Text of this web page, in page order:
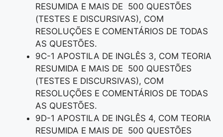
RESUMIDA E MAIS DE 500 QUESTÕES
(TESTES E DISCURSIVAS), COM
RESOLUÇÕES E COMENTÁRIOS DE TODAS
AS QUESTÕES.
9C-1 APOSTILA DE INGLÊS 3, COM TEORIA
RESUMIDA E MAIS DE 500 QUESTÕES
(TESTES E DISCURSIVAS), COM
RESOLUÇÕES E COMENTÁRIOS DE TODAS
AS QUESTÕES.
9D-1 APOSTILA DE INGLÊS 4, COM TEORIA
RESUMIDA E MAIS DE 500 QUESTÕES